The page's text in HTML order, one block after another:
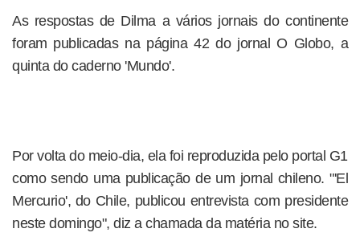
As respostas de Dilma a vários jornais do continente
foram publicadas na página 42 do jornal O Globo, a
quinta do caderno 'Mundo'.
Por volta do meio-dia, ela foi reproduzida pelo portal G1
como sendo uma publicação de um jornal chileno. "'El
Mercurio', do Chile, publicou entrevista com presidente
neste domingo", diz a chamada da matéria no site.